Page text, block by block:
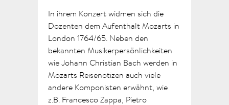
In ihrem Konzert widmen sich die
Dozenten dem Aufenthalt Mozarts in
London 1764/65. Neben den
bekannten Musikerpersönlichkeiten
wie Johann Christian Bach werden in
Mozarts Reisenotizen auch viele
andere Komponisten erwähnt, wie
z.B. Francesco Zappa, Pietro